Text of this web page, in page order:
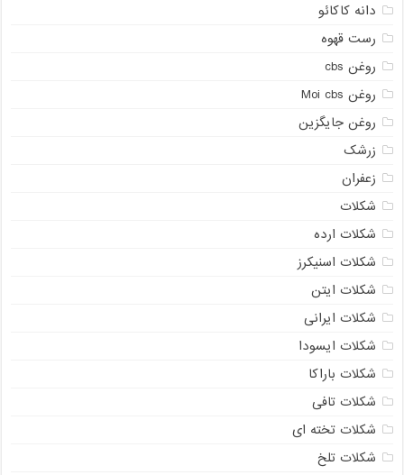
دانه کاکائو
رست قهوه
روغن cbs
روغن Moi cbs
روغن جایگزین
زرشک
زعفران
شکلات
شکلات ارده
شکلات اسنیکرز
شکلات ایتن
شکلات ایرانی
شکلات ایسودا
شکلات باراکا
شکلات تافی
شکلات تخته ای
شکلات تلخ